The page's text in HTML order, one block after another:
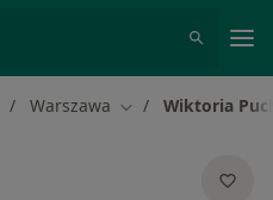
Warszawa Zmień miasto
Wiktoria